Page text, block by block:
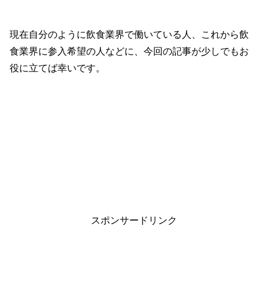
現在自分のように飲食業界で働いている人、これから飲
食業界に参入希望の人などに、今回の記事が少しでもお
役に立てば幸いです。
スポンサードリンク